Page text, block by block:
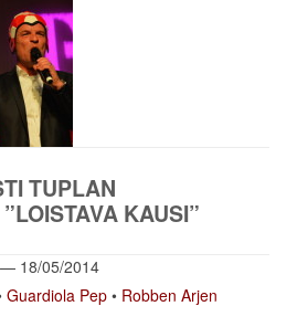
TUPLAN
KAUSI”
— 18/05/2014
Guardiola Pep • Robben Arjen